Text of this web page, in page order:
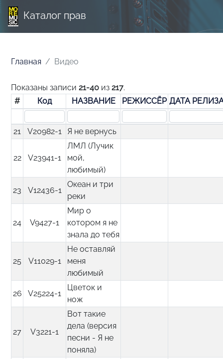
Каталог прав
Главная Видео
Показаны записи21-40 из217.
#
Код НАЗВАНИЕ РЕЖИССЁР ДАТА
21 V20982-1 Я не вернусь
22 V23941-1
ЛМЛ (Лучик
мой,
любимый)
23 V12436-1
Океан и три
реки
24 V9427-1
Мир о
котором я не
знала до тебя
25 V11029-1
Не оставляй
меня
любимый
26 V25224-1
Цветок и
нож
27 V3221-1
Вот такие
дела (версия
песни - Я не
поняла)